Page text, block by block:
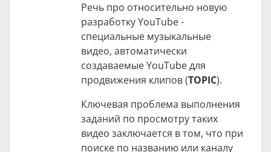
Речь про относительно новую
разработку YouTube -
специальные музыкальные
видео, автоматически
создаваемые YouTube для
продвижения клипов (TOPIC).
Ключевая проблема выполнения
заданий по просмотру таких
видео заключается в том, что при
поиске по названию или каналу